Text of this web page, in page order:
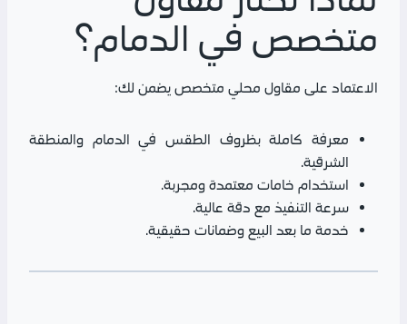
متخصص في الدمام؟
الاعتماد على مقاول محلي متخصص يضمن لك:
معرفة كاملة بظروف الطقس في الدمام والمنطقة
الشرقية.
استخدام خامات معتمدة ومجربة.
سرعة التنفيذ مع دقة عالية.
خدمة ما بعد البيع وضمانات حقيقية.